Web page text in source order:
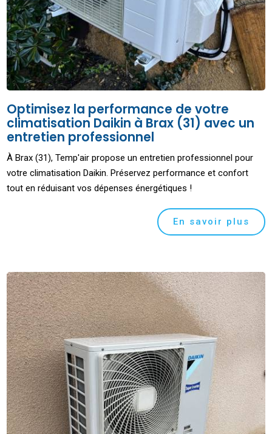
Optimisez la performance de votre
climatisation Daikin à Brax (31) avec un
entretien professionnel
À Brax (31), Temp'air propose un entretien professionnel pour
votre climatisation Daikin. Préservez performance et confort
tout en réduisant vos dépenses énergétiques !
En savoir plus